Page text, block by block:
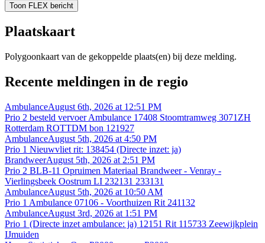
Toon FLEX bericht
Plaatskaart
Polygoonkaart van de gekoppelde plaats(en) bij deze melding.
Recente meldingen in de regio
AmbulanceAugust 6th, 2026 at 12:51 PM
Prio 2 besteld vervoer Ambulance 17408 Stoomtramweg 3071ZH
Rotterdam ROTTDM bon 121927
AmbulanceAugust 5th, 2026 at 4:50 PM
Prio 1 Nieuwvliet rit: 138454 (Directe inzet: ja)
BrandweerAugust 5th, 2026 at 2:51 PM
Prio 2 BLB-11 Opruimen Materiaal Brandweer - Venray -
Vierlingsbeek Oostrum LI 232131 233131
AmbulanceAugust 5th, 2026 at 10:50 AM
Prio 1 Ambulance 07106 - Voorthuizen Rit 241132
AmbulanceAugust 3rd, 2026 at 1:51 PM
Prio 1 (Directe inzet ambulance: ja) 12151 Rit 115733 Zeewijkplein
IJmuiden